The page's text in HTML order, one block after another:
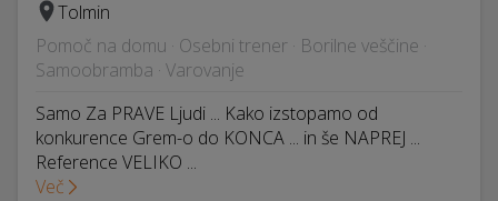
Tolmin
Pomoč na domu · Osebni trener · Borilne veščine ·
Samoobramba · Varovanje
Samo Za PRAVE Ljudi ... Kako izstopamo od
konkurence Grem-o do KONCA ... in še NAPREJ ...
Reference VELIKO ...
Več